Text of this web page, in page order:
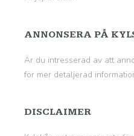
ANNONSERA PÅ
Är du intresserad av att
för mer detaljerad
DISCLAIMER